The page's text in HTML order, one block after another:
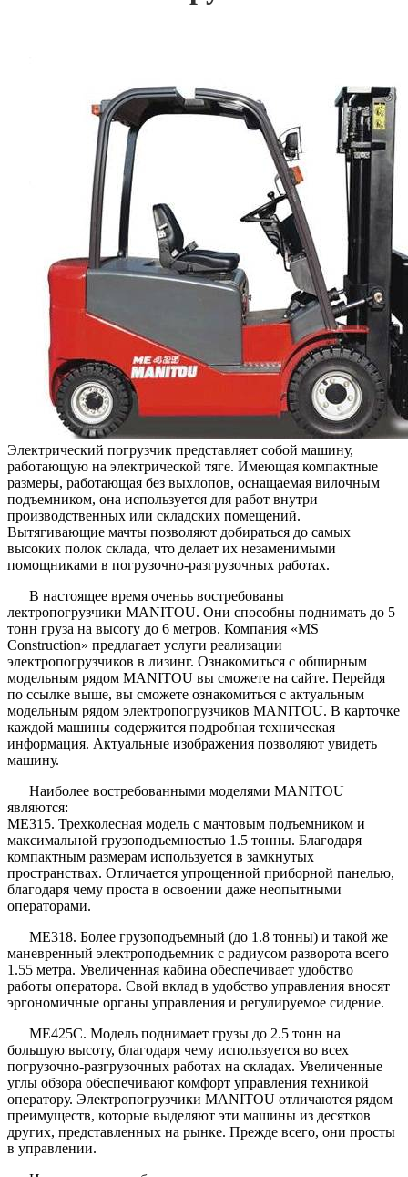
Электрический погрузчик представляет собой машину,
работающую на электрической тяге. Имеющая компактные
размеры, работающая без выхлопов, оснащаемая вилочным
подъемником, она используется для работ внутри
производственных или складских помещений.
Вытягивающие мачты позволяют добираться до самых
высоких полок склада, что делает их незаменимыми
помощниками в погрузочно-разгрузочных работах.
В настоящее время оченьь востребованы
лектропогрузчики MANITOU. Они способны поднимать до 5
тонн груза на высоту до 6 метров. Компания «MS
Construction» предлагает услуги реализации
электропогрузчиков в лизинг. Ознакомиться с обширным
модельным рядом MANITOU вы сможете на сайте. Перейдя
по ссылке выше, вы сможете ознакомиться с актуальным
модельным рядом электропогрузчиков MANITOU. В карточке
каждой машины содержится подробная техническая
информация. Актуальные изображения позволяют увидеть
машину.
Наиболее востребованными моделями MANITOU
являются:
ME315. Трехколесная модель с мачтовым подъемником и
максимальной грузоподъемностью 1.5 тонны. Благодаря
компактным размерам используется в замкнутых
пространствах. Отличается упрощенной приборной панелью,
благодаря чему проста в освоении даже неопытными
операторами.
ME318. Более грузоподъемный (до 1.8 тонны) и такой же
маневренный электроподъемник с радиусом разворота всего
1.55 метра. Увеличенная кабина обеспечивает удобство
работы оператора. Свой вклад в удобство управления вносят
эргономичные органы управления и регулируемое сидение.
ME425C. Модель поднимает грузы до 2.5 тонн на
большую высоту, благодаря чему используется во всех
погрузочно-разгрузочных работах на складах. Увеличенные
углы обзора обеспечивают комфорт управления техникой
оператору. Электропогрузчики MANITOU отличаются рядом
преимуществ, которые выделяют эти машины из десятков
других, представленных на рынке. Прежде всего, они просты
в управлении.